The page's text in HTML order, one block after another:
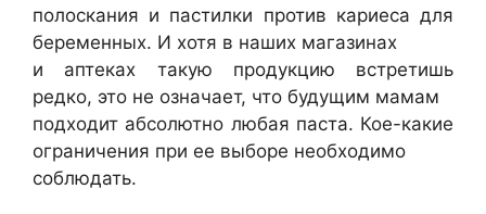
полоскания и пастилки против кариеса для
беременных. И хотя в наших магазинах
и аптеках такую продукцию встретишь
редко, это не означает, что будущим мамам
подходит абсолютно любая паста. Кое-какие
ограничения при ее выборе необходимо
соблюдать.